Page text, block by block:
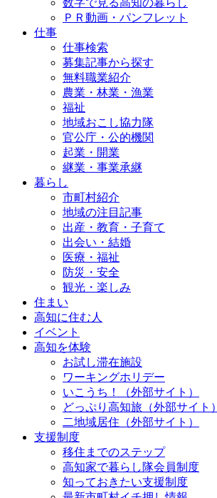
数字で見る高知の暮らし
ＰＲ動画・パンフレット
仕事
仕事検索
募集記事から探す
無料職業紹介
農業・林業・漁業
福祉
地域おこし協力隊
官公庁・公的機関
起業・開業
継業・事業承継
暮らし
市町村紹介
地域の注目記事
出産・教育・子育て
出会い・結婚
医療・福祉
防災・安全
観光・楽しみ
住まい
高知に住む人
イベント
高知を体験
お試し滞在施設
ワーキングホリデー
いこうち！（外部サイト）
どっぷり高知旅（外部サイト）
二地域居住（外部サイト）
支援制度
移住までのステップ
高知家で暮らし隊会員制度
知っておきたい支援制度